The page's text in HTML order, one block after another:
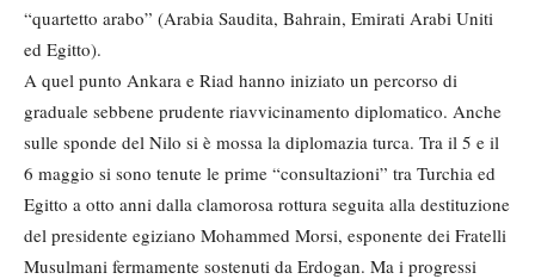
“quartetto arabo” (Arabia Saudita, Bahrain, Emirati Arabi Uniti
ed Egitto).
A quel punto Ankara e Riad hanno iniziato un percorso di
graduale sebbene prudente riavvicinamento diplomatico. Anche
sulle sponde del Nilo si è mossa la diplomazia turca. Tra il 5 e il
6 maggio si sono tenute le prime “consultazioni” tra Turchia ed
Egitto a otto anni dalla clamorosa rottura seguita alla destituzione
del presidente egiziano Mohammed Morsi, esponente dei Fratelli
Musulmani fermamente sostenuti da Erdogan. Ma i progressi